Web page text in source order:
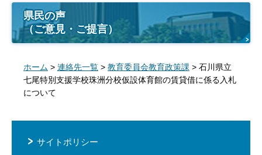
県民の声
（ご意見・ご提言）
ホーム > 連絡先一覧 > 教育委員会教育政策課 > 石川県立
七尾特別支援学校珠洲分校仮設体育館の賃貸借に係る入札
について
サイトポリシー